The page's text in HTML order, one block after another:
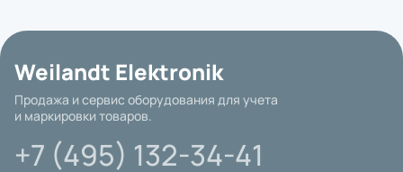
Weilandt Elektronik
Продажа и сервис оборудования для учета
и маркировки товаров.
+7 (495) 132-34-41